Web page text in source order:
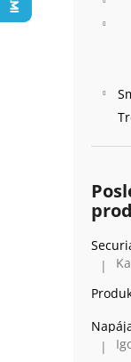
|
|